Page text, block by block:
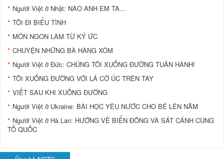
Người Việt ở Nhật: NÀO ANH EM TA…
TÔI ĐI BIỂU TÌNH
MÓN NGON LÀM TỪ KÝ ỨC
CHUYỆN NHỮNG BÀ HÀNG XÓM
Người Việt ở Đức: CHÚNG TÔI XUỐNG ĐƯỜNG TUẦN HÀNH!
TÔI XUỐNG ĐƯỜNG VỚI LÁ CỜ ÚC TRÊN TAY
VIẾT SAU KHI XUỐNG ĐƯỜNG
Người Việt ở Ukraine: BÀI HỌC YÊU NƯỚC CHO BÉ LÊN NĂM
Người Việt ở Hà Lan: HƯỚNG VỀ BIỂN ĐÔNG VÀ SÁT CÁNH CÙNG
TỔ QUỐC